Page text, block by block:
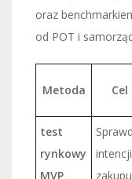
oraz
od POT i
Metoda Cel
test
rynkowy
MVP
intencji
zakupu